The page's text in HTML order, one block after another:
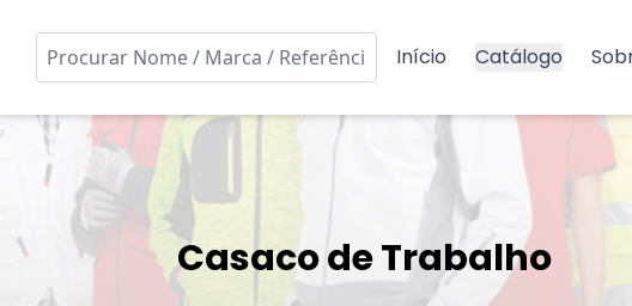
Início Catálogo
Casaco de Trabalho